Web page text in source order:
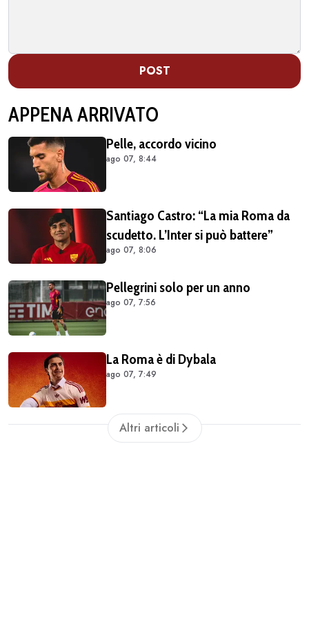
POST
APPENA ARRIVATO
Pelle, accordo vicino
ago 07, 8:44
Santiago Castro: “La mia Roma da
scudetto. L’Inter si può battere”
ago 07, 8:06
Pellegrini solo per un anno
ago 07, 7:56
La Roma è di Dybala
ago 07, 7:49
Altri articoli